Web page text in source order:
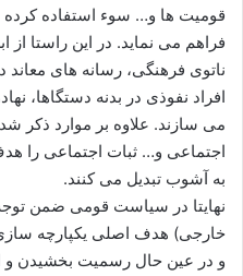
قومیت ها و… سوء استفاده کرده
فراهم می نماید. در این راستا از
ناتوی فرهنگی، رسانه های
افراد نفوذی در بدنه دستگاها،
می سازند. علاوه بر موارد ذکر
اجتماعی و… ثبات اجتماعی را
به آشوب تبدیل می کنند.
نهایتا در سیاست قومی ضمن
خارجی) هدف اصلی یکپارچه
و در عین حال رسمیت بخشیدن و